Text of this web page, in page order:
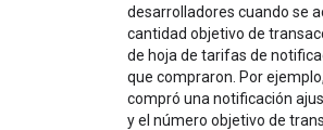
desarrolladores cuando se
cantidad objetivo de
de hoja de tarifas de
que compraron. Por
compró una notificación
y el número objetivo de